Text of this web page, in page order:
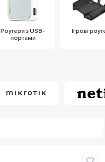
Роутери з USB-
портами
Ігрові